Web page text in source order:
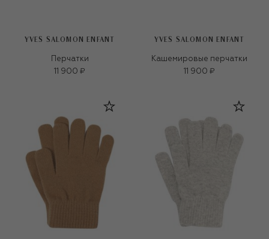
YVES SALOMON ENFANT
Перчатки
11 900 ₽
YVES SALOMON ENFANT
Кашемировые перчатки
11 900 ₽